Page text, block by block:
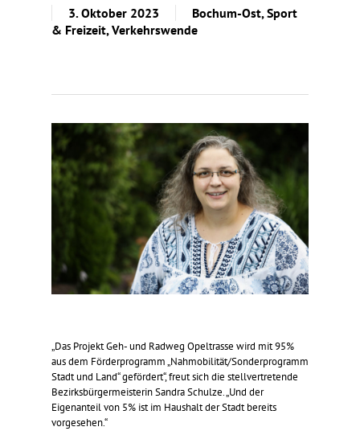
3. Oktober 2023 Bochum-Ost,Sport
& Freizeit,Verkehrswende
„Das Projekt Geh- und Radweg Opeltrasse wird mit 95%
aus dem Förderprogramm „Nahmobilität/Sonderprogramm
Stadt und Land“ gefördert“, freut sich die stellvertretende
Bezirksbürgermeisterin Sandra Schulze. „Und der
Eigenanteil von 5% ist im Haushalt der Stadt bereits
vorgesehen.“